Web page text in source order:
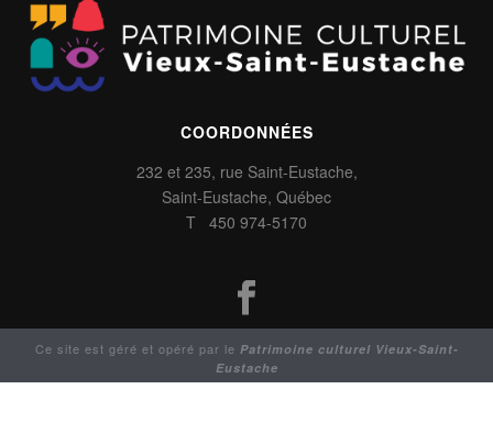
COORDONNÉES
232 et 235, rue Saint-Eustache,
Saint-Eustache, Québec
T 450 974-5170
Ce site est géré et opéré par le Patrimoine culturel Vieux-Saint-
Eustache